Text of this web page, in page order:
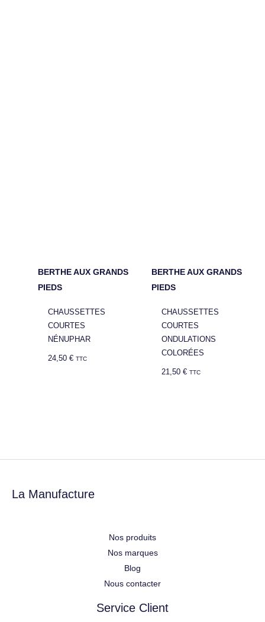
BERTHE AUX GRANDS
PIEDS
CHAUSSETTES
COURTES
NÉNUPHAR
24,50€ TTC
BERTHE AUX GRANDS
PIEDS
CHAUSSETTES
COURTES
ONDULATIONS
COLORÉES
21,50€ TTC
La Manufacture
Nos produits
Nos marques
Blog
Nous contacter
Service Client